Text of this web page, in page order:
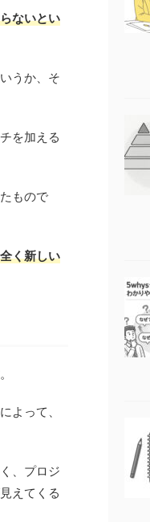
ないとい
うか、そ
を加える
もので
く新しい
。
よって、
、プロジ
えてくる